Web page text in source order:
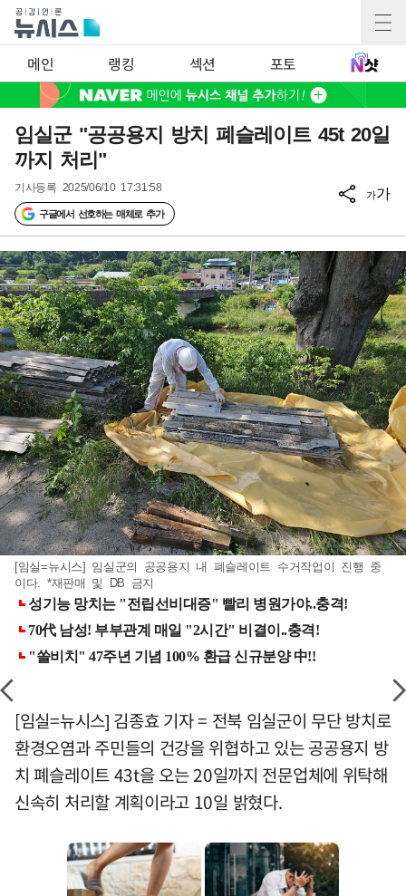
메인 랭킹 섹션 포토
임실군 "공공용지 방치 폐슬레이트 45t 20일
까지 처리"
기사등록 2025/06/10 17:31:58
구글에서 선호하는 매체로 추가
가가
[임실=뉴시스] 임실군의 공공용지 내 폐슬레이트 수거작업이 진행 중
이다. *재판매 및 DB 금지
[임실=뉴시스] 김종효 기자 = 전북 임실군이 무단 방치로
환경오염과 주민들의 건강을 위협하고 있는 공공용지 방
치 폐슬레이트 43t을 오는 20일까지 전문업체에 위탁해
신속히 처리할 계획이라고 10일 밝혔다.